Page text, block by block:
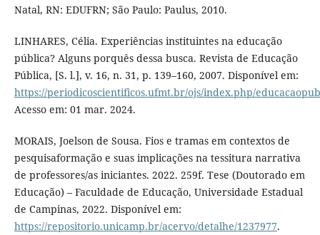
Natal, RN: EDUFRN; São Paulo: Paulus, 2010.
LINHARES, Célia. Experiências instituintes na educação
pública? Alguns porquês dessa busca. Revista de Educação
Pública, [S. l.], v. 16, n. 31, p. 139–160, 2007. Disponível em:
https://periodicoscientificos.ufmt.br/ojs/index.php/
Acesso em: 01 mar. 2024.
MORAIS, Joelson de Sousa. Fios e tramas em contextos de
pesquisaformação e suas implicações na tessitura narrativa
de professores/as iniciantes. 2022. 259f. Tese (Doutorado em
Educação) – Faculdade de Educação, Universidade Estadual
de Campinas, 2022. Disponível em:
https://repositorio.unicamp.br/acervo/detalhe/1237977.